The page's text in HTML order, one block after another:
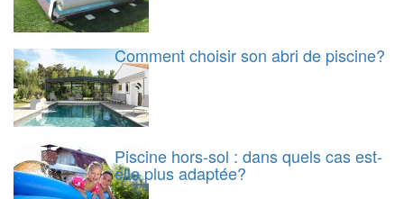
Comment choisir son abri de piscine?
Piscine hors-sol : dans quels cas est-
elle plus adaptée?